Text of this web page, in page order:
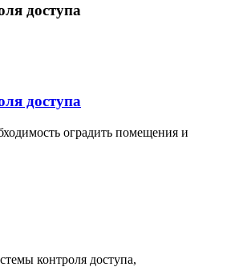
доступа
доступа
оградить помещения и